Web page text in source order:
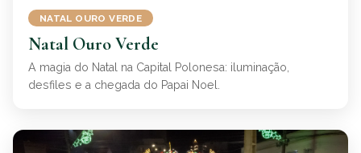
NATAL OURO VERDE
Natal Ouro Verde
A magia do Natal na Capital Polonesa: iluminação,
desfiles e a chegada do Papai Noel.